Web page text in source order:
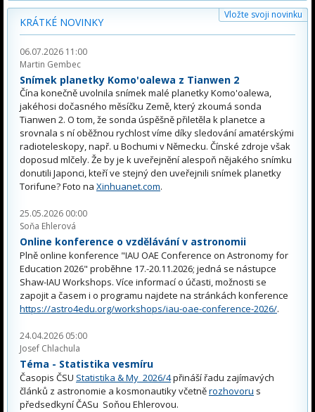
Vložte svoji novinku
KRÁTKÉ NOVINKY
06.07.2026 11:00
Martin Gembec
Snímek planetky Komo'oalewa z Tianwen 2
Čína konečně uvolnila snímek malé planetky Komo'oalewa,
jakéhosi dočasného měsíčku Země, který zkoumá sonda
Tianwen 2. O tom, že sonda úspěšně přiletěla k planetce a
srovnala s ní oběžnou rychlost víme díky sledování amatérskými
radioteleskopy, např. u Bochumi v Německu. Čínské zdroje však
doposud mlčely. Že by je k uveřejnění alespoň nějakého snímku
donutili Japonci, kteří ve stejný den uveřejnili snímek planetky
Torifune? Foto na Xinhuanet.com.
25.05.2026 00:00
Soňa Ehlerová
Online konference o vzdělávání v astronomii
Plně online konference "IAU OAE Conference on Astronomy for
Education 2026" proběhne 17.-20.11.2026; jedná se nástupce
Shaw-IAU Workshops. Více informací o účasti, možnosti se
zapojit a časem i o programu najdete na stránkách konference
https://astro4edu.org/workshops/iau-oae-conference-2026/.
24.04.2026 05:00
Josef Chlachula
Téma - Statistika vesmíru
Časopis ČSU Statistika & My 2026/4přináší řadu zajímavých
článků z astronomie a kosmonautiky včetněrozhovoru s
předsedkyní ČASu Soňou Ehlerovou.